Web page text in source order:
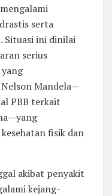
serta
Situasi ini dinilai
serius
Mandela—
PBB terkait
fisik dan
akibat penyakit
kejang-